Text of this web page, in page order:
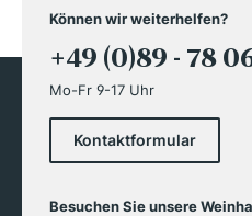
Können wir weiterhelfen?
+49 (0)89 - 78
Mo-Fr 9-17 Uhr
Kontaktformular
Besuchen Sie unsere